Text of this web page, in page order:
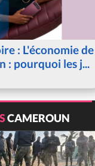
: L'économie de
: pourquoi les j...
CAMEROUN